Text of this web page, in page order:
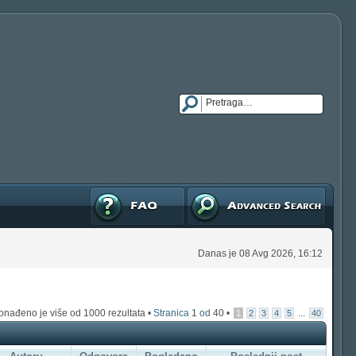
Napredna pretraga
FAQ
Danas je 08 Avg 2026, 16:12
je više od 1000 rezultata • Stranica 1 od 40 • 1 2 3 4 5 ... 40